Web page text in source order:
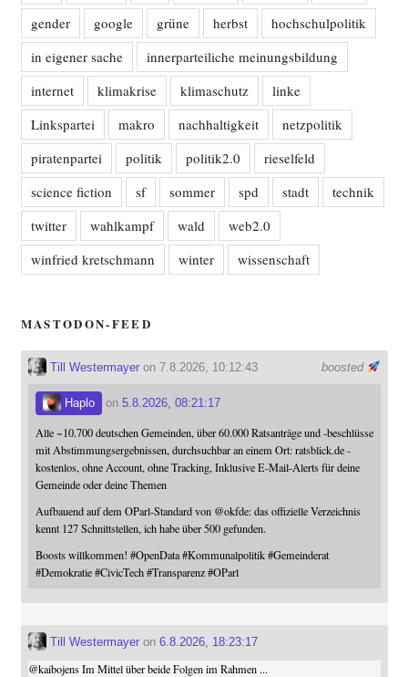
gender google grüne herbst
hochschulpolitik
in eigener sache
innerparteiliche meinungsbildung
internet
klimakrise klimaschutz
linke
Linkspartei
makro nachhaltigkeit
netzpolitik
piratenpartei
politik politik2.0
rieselfeld
science fiction
sf sommer spd stadt
technik
twitter
wahlkampf wald
web2.0
winfried kretschmann
winter wissenschaft
MASTODON-FEED
boosted
Till Westermayeron 7.8.2026, 10:12:43
Haplo on 5.8.2026, 08:21:17
Alle ~10.700 deutschen Gemeinden, über 60.000 Ratsanträge und -beschlüsse
mit Abstimmungsergebnissen, durchsuchbar an einem Ort: ratsblick.de -
kostenlos, ohne Account, ohne Tracking, Inklusive E-Mail-Alerts für deine
Gemeinde oder deine Themen
Aufbauend auf dem OParl-Standard von @okfde: das offizielle Verzeichnis
kennt 127 Schnittstellen, ich habe über 500 gefunden.
Boosts willkommen! #OpenData #Kommunalpolitik #Gemeinderat
#Demokratie #CivicTech #Transparenz #OParl
Till Westermayeron 6.8.2026, 18:23:17
@kaibojensIm Mittel über beide Folgen im Rahmen ...